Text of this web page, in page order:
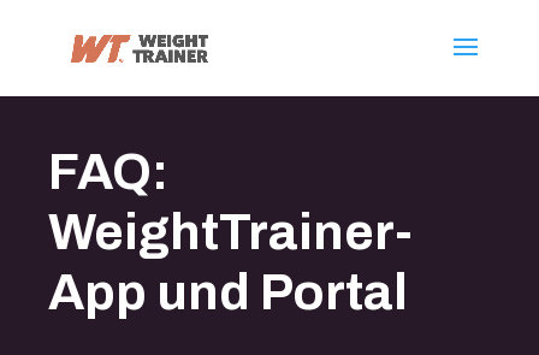
FAQ:
WeightTrainer-
App und Portal